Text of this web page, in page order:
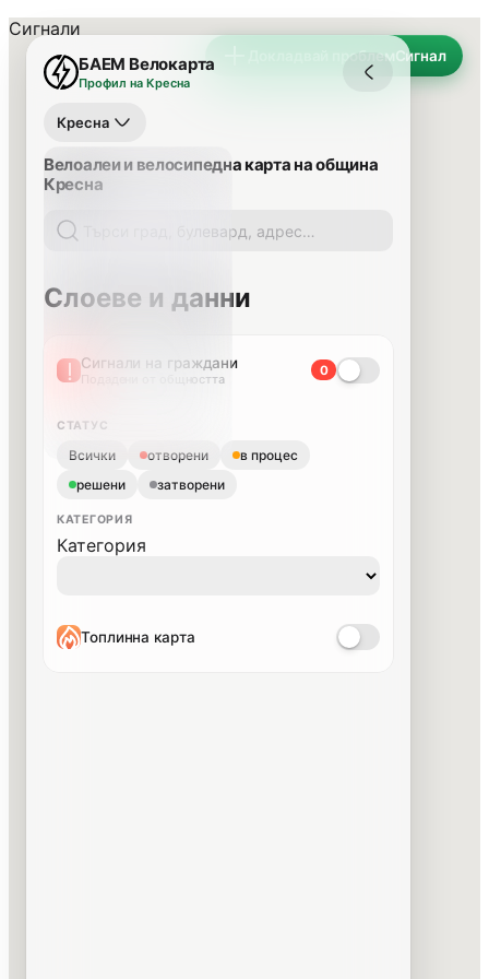
Докладвай проблемСигнал
БАЕМ Велокарта
Профил на Кресна
Кресна
Велоалеи и велосипедна карта на община
Кресна
Слоеве и данни
Сигнали на граждани
Подадени от общността
0
СТАТУС
Всички отворени
в процес
решени
затворени
КАТЕГОРИЯ
Категория
Топлинна карта
Сигнали